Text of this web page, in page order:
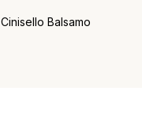
Cinisello Balsamo